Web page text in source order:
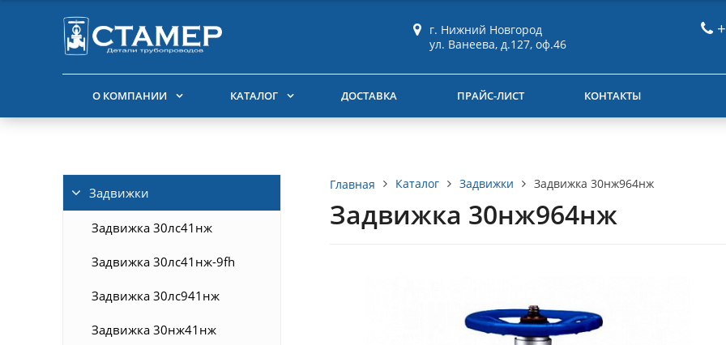
г. Нижний Новгород
ул. Ванеева, д.127, оф.46
О КОМПАНИИ КАТАЛОГ ДОСТАВКА ПРАЙС-ЛИСТ КОНТАКТЫ
Задвижки
Задвижка 30лс41нж
Задвижка 30лс41нж-9fh
Задвижка 30лс941нж
Задвижка 30нж41нж
Главная Каталог Задвижки Задвижка 30нж964нж
Задвижка 30нж964нж